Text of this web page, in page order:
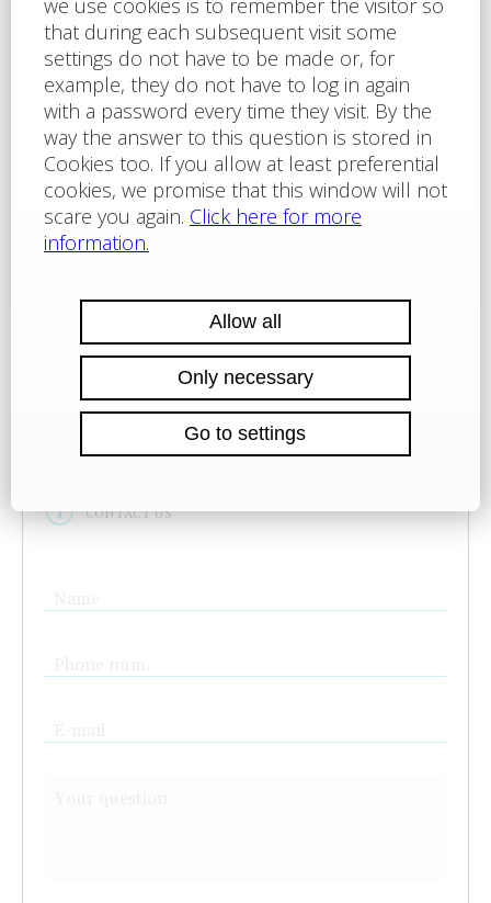
LOCALITY
Jiří Zajíček
+420 721 006 195
jzajicek@labartt.com
CONTACT US